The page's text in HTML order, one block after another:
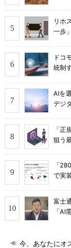
リホ
一歩
ドコ
統制
AIを
デジ
「正
狙う
「
で実
富士
「AI
今、あなたにオ